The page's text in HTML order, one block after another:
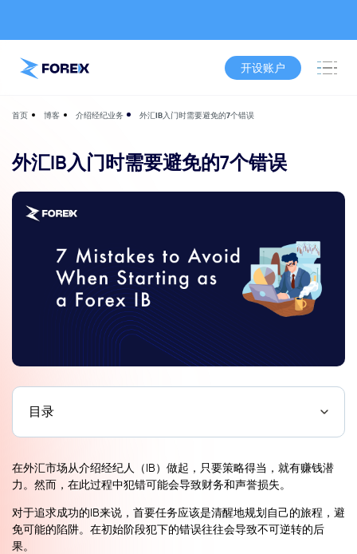
开设账户
首页 博客 介绍经纪业务 外汇IB入门时需要避免的7个错误
外汇IB入门时需要避免的7个错误
目录
在外汇市场从介绍经纪人（IB）做起，只要策略得当，就有赚钱潜
力。然而，在此过程中犯错可能会导致财务和声誉损失。
对于追求成功的IB来说，首要任务应该是清醒地规划自己的旅程，避
免可能的陷阱。在初始阶段犯下的错误往往会导致不可逆转的后
果。